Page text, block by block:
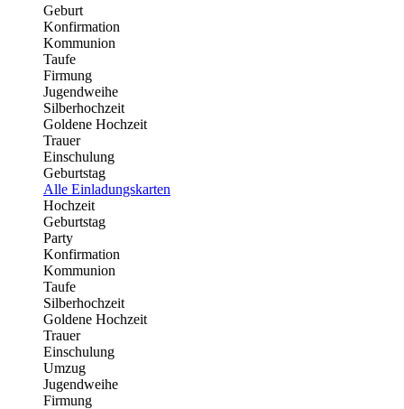
Geburt
Konfirmation
Kommunion
Taufe
Firmung
Jugendweihe
Silberhochzeit
Goldene Hochzeit
Trauer
Einschulung
Geburtstag
Alle Einladungskarten
Hochzeit
Geburtstag
Party
Konfirmation
Kommunion
Taufe
Silberhochzeit
Goldene Hochzeit
Trauer
Einschulung
Umzug
Jugendweihe
Firmung